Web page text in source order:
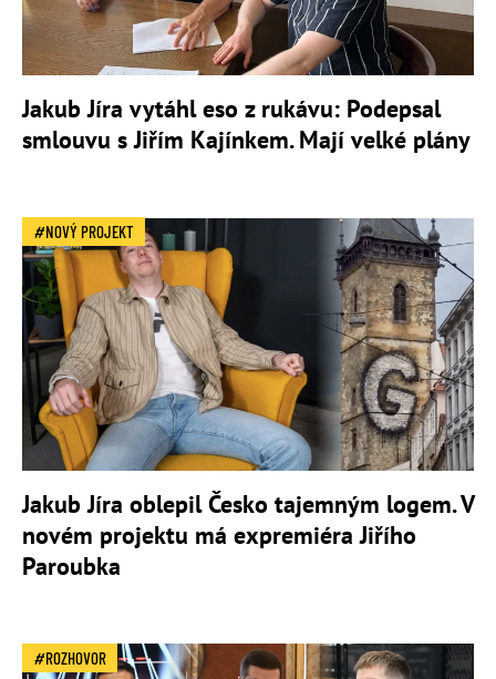
Jakub Jíra vytáhl eso z rukávu: Podepsal
smlouvu s Jiřím Kajínkem. Mají velké plány
NOVÝ PROJEKT
Jakub Jíra oblepil Česko tajemným logem. V
novém projektu má expremiéra Jiřího
Paroubka
ROZHOVOR